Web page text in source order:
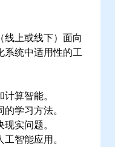
线上或线下）面向
系统中适用性的工
算智能。
学习方法。
实问题。
智能应用。